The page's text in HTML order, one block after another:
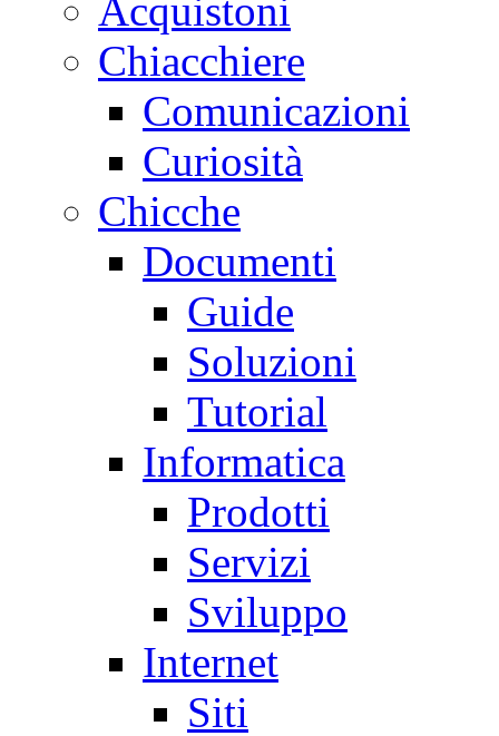
Acquistoni
Chiacchiere
Comunicazioni
Curiosità
Chicche
Documenti
Guide
Soluzioni
Tutorial
Informatica
Prodotti
Servizi
Sviluppo
Internet
Siti